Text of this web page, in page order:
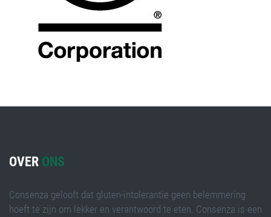
OVER ONS
Consenza gelooft dat gluten-intolerantie geen belemmering
hoeft te zijn om lekker en verantwoord te eten. Consenza is een